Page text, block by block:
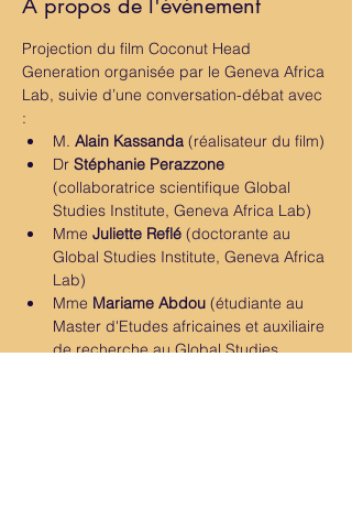
Projection du film Coconut Head
Generation organisée par le Geneva Africa
Lab, suivie d’une conversation-débat avec
:
M. Alain Kassanda (réalisateur du film)
Dr Stéphanie Perazzone
(collaboratrice scientifique Global
Studies Institute, Geneva Africa Lab)
Mme Juliette Reflé (doctorante au
Global Studies Institute, Geneva Africa
Lab)
Mme Mariame Abdou (étudiante au
Master d'Etudes africaines et auxiliaire
de recherche au Global Studies